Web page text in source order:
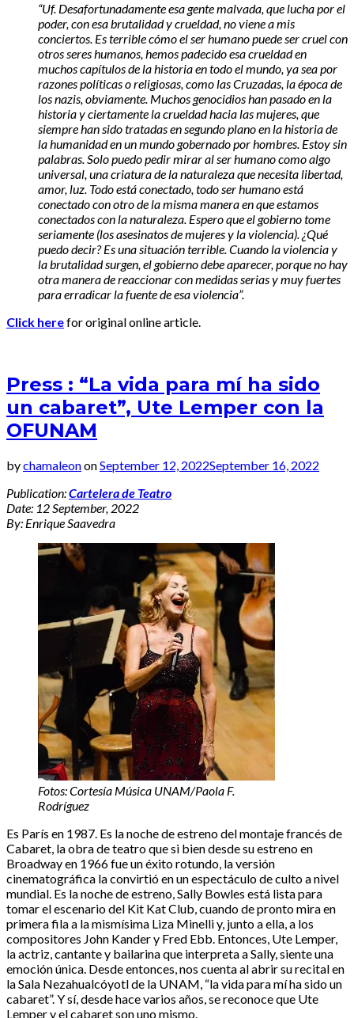
“Uf. Desafortunadamente esa gente malvada, que lucha por el
poder, con esa brutalidad y crueldad, no viene a mis
conciertos. Es terrible cómo el ser humano puede ser cruel con
otros seres humanos, hemos padecido esa crueldad en
muchos capítulos de la historia en todo el mundo, ya sea por
razones políticas o religiosas, como las Cruzadas, la época de
los nazis, obviamente. Muchos genocidios han pasado en la
historia y ciertamente la crueldad hacia las mujeres, que
siempre han sido tratadas en segundo plano en la historia de
la humanidad en un mundo gobernado por hombres. Estoy sin
palabras. Solo puedo pedir mirar al ser humano como algo
universal, una criatura de la naturaleza que necesita libertad,
amor, luz. Todo está conectado, todo ser humano está
conectado con otro de la misma manera en que estamos
conectados con la naturaleza. Espero que el gobierno tome
seriamente (los asesinatos de mujeres y la violencia). ¿Qué
puedo decir? Es una situación terrible. Cuando la violencia y
la brutalidad surgen, el gobierno debe aparecer, porque no hay
otra manera de reaccionar con medidas serias y muy fuertes
para erradicar la fuente de esa violencia”.
Click herefor original online article.
Press : “La vida para mí ha sido
un cabaret”, Ute Lemper con la
OFUNAM
bychamaleononSeptember 12, 2022September 16, 2022
Publication:Cartelera de Teatro
Date: 12 September, 2022
By: Enrique Saavedra
Fotos: Cortesía Música UNAM/Paola F.
Rodríguez
Es París en 1987. Es la noche de estreno del montaje francés de
Cabaret, la obra de teatro que si bien desde su estreno en
Broadway en 1966 fue un éxito rotundo, la versión
cinematográfica la convirtió en un espectáculo de culto a nivel
mundial. Es la noche de estreno, Sally Bowles está lista para
tomar el escenario del Kit Kat Club, cuando de pronto mira en
primera fila a la mismísima Liza Minelli y, junto a ella, a los
compositores John Kander y Fred Ebb. Entonces, Ute Lemper,
la actriz, cantante y bailarina que interpreta a Sally, siente una
emoción única. Desde entonces, nos cuenta al abrir su recital en
la Sala Nezahualcóyotl de la UNAM, “la vida para mí ha sido un
cabaret”. Y sí, desde hace varios años, se reconoce que Ute
Lemper y el cabaret son uno mismo.